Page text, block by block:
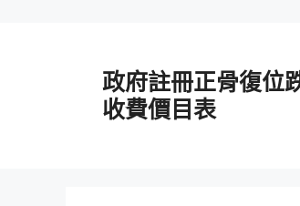
政府註冊正骨復位
收費價目表